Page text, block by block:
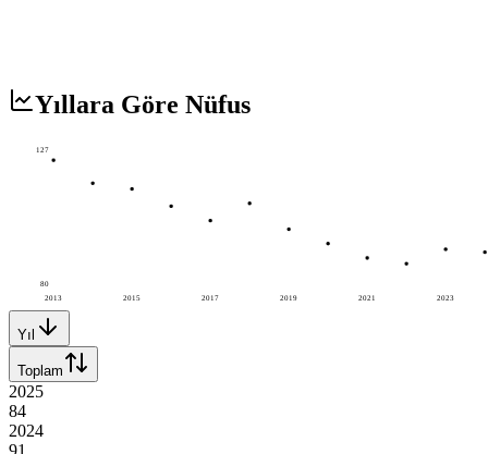
Yıllara Göre Nüfus
2013 2015 2017 2019 2021 2023
127
80
Yıl
Toplam
2025
84
2024
91